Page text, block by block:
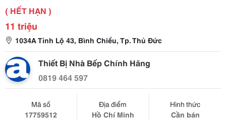
( HẾT HẠN )
11 triệu
1034A Tỉnh Lộ 43, Bình Chiểu, Tp. Thủ Đức
Thiết Bị Nhà Bếp Chính Hãng
0819 464 597
Mã số
17759512
Địa điểm
Hồ Chí Minh
Hình thức
Cần bán